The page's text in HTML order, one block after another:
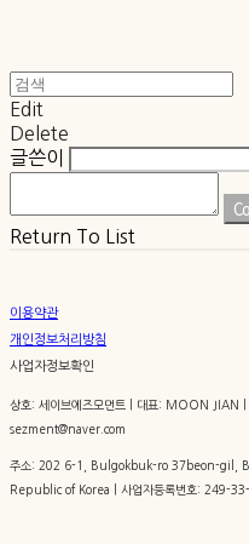
Edit
Delete
글쓴이
Return To List
이용약관
개인정보처리방침
사업자정보확인
상호: 세이브에즈모먼트 | 대표: MOON JIAN
sezment@naver.com
주소: 202 6-1, Bulgokbuk-ro 37beon-gil,
Republic of Korea | 사업자등록번호: 249-